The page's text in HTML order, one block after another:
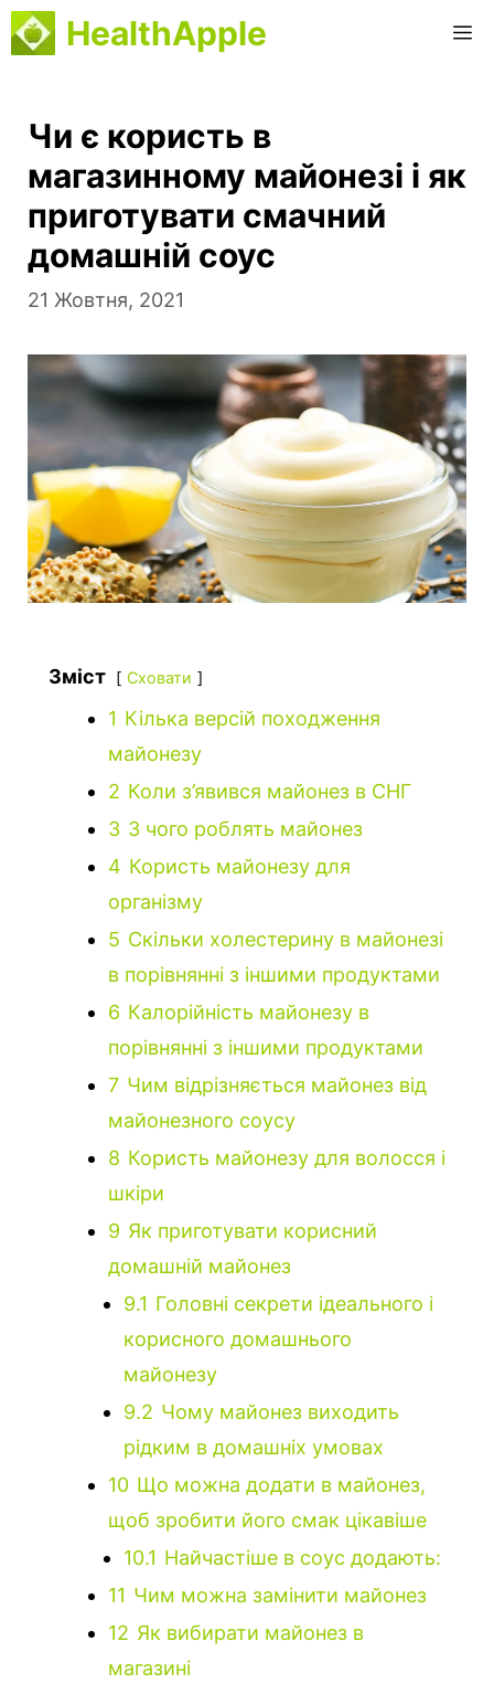
Перейти
до
HealthApple
Чи є користь в
магазинному майонезі і як
приготувати смачний
домашній соус
21 Жовтня, 2021
Зміст Сховати
1 Кілька версій походження
майонезу
2 Коли з’явився майонез в СНГ
3 З чого роблять майонез
4 Користь майонезу для
організму
5 Скільки холестерину в майонезі
в порівнянні з іншими продуктами
6 Калорійність майонезу в
порівнянні з іншими продуктами
7 Чим відрізняється майонез від
майонезного соусу
8 Користь майонезу для волосся і
шкіри
9 Як приготувати корисний
домашній майонез
9.1 Головні секрети ідеального і
корисного домашнього
майонезу
9.2 Чому майонез виходить
рідким в домашніх умовах
10 Що можна додати в майонез,
щоб зробити його смак цікавіше
10.1 Найчастіше в соус додають:
11 Чим можна замінити майонез
12 Як вибирати майонез в
магазині